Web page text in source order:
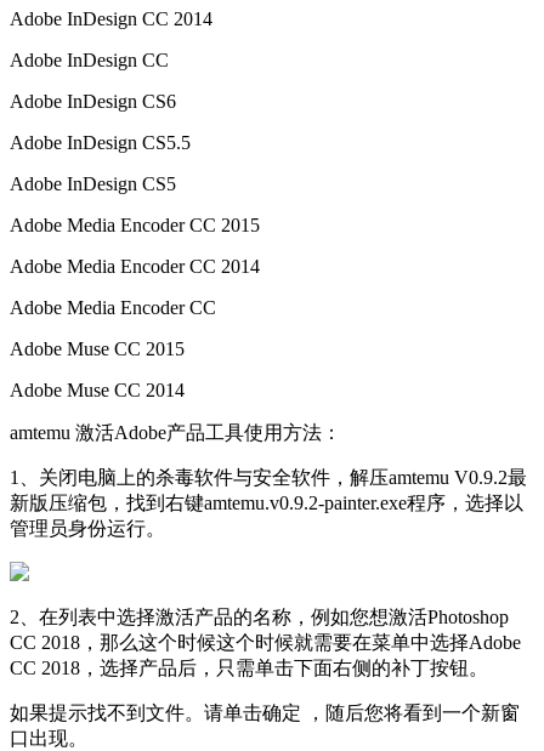
Adob​​e InDesign CC 2014
Adob​​e InDesign CC
Adob​​e InDesign CS6
Adob​​e InDesign CS5.5
Adob​​e InDesign CS5
Adob​​e Media Encoder CC 2015
Adob​​e Media Encoder CC 2014
Adob​​e Media Encoder CC
Adob​​e Muse CC 2015
Adob​​e Muse CC 2014
amtemu 激活Adobe产品工具使用方法：
1、关闭电脑上的杀毒软件与安全软件，解压amtemu V0.9.2最
新版压缩包，找到右键amtemu.v0.9.2-painter.exe程序，选择以
管理员身份运行。
2、在列表中选择激活产品的名称，例如您想激活Photoshop
CC 2018，那么这个时候这个时候就需要在菜单中选择Adobe
CC 2018，选择产品后，只需单击下面右侧的补丁按钮。
如果提示找不到文件。请单击确定 ，随后您将看到一个新窗
口出现。